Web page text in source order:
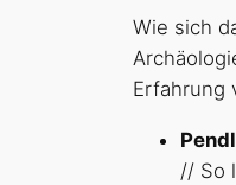
Wie sich
Erfahrung
// So